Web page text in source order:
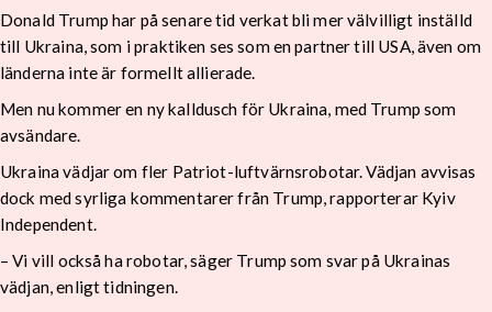
Donald Trump har på senare tid verkat bli mer välvilligt inställd
till Ukraina, som i praktiken ses som en partner till USA, även om
länderna inte är formellt allierade.
Men nu kommer en ny kalldusch för Ukraina, med Trump som
avsändare.
Ukraina vädjar om fler Patriot-luftvärnsrobotar. Vädjan avvisas
dock med syrliga kommentarer från Trump, rapporterar Kyiv
Independent.
– Vi vill också ha robotar, säger Trump som svar på Ukrainas
vädjan, enligt tidningen.